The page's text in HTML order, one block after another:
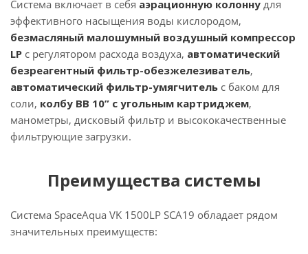
Система включает в себя аэрационную колонну для
эффективного насыщения воды кислородом,
безмасляный малошумный воздушный компрессор
LP с регулятором расхода воздуха, автоматический
безреагентный фильтр-обезжелезиватель,
автоматический фильтр-умягчитель с баком для
соли, колбу BB 10” с угольным картриджем,
манометры, дисковый фильтр и высококачественные
фильтрующие загрузки.
Преимущества системы
Система SpaceAqua VK 1500LP SCA19 обладает рядом
значительных преимуществ: